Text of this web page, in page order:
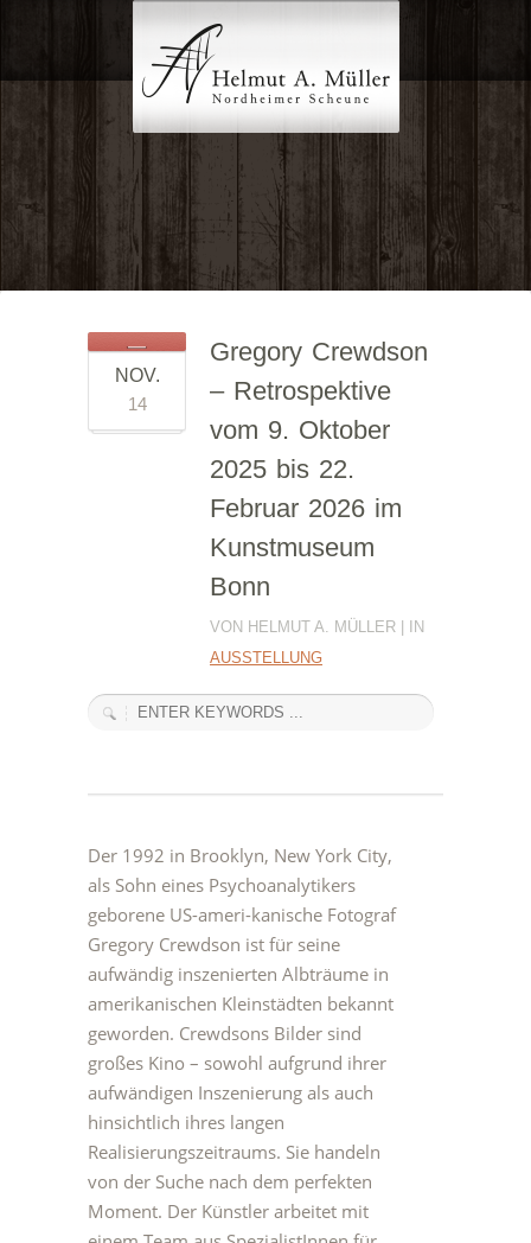
NOV.
14
Gregory Crewdson
– Retrospektive
vom 9. Oktober
2025 bis 22.
Februar 2026 im
Kunstmuseum
Bonn
VON HELMUT A. MÜLLER | IN
AUSSTELLUNG
Der 1992 in Brooklyn, New York City,
als Sohn eines Psychoanalytikers
geborene US-ameri-kanische Fotograf
Gregory Crewdson ist für seine
aufwändig inszenierten Albträume in
amerikanischen Kleinstädten bekannt
geworden. Crewdsons Bilder sind
großes Kino – sowohl aufgrund ihrer
aufwändigen Inszenierung als auch
hinsichtlich ihres langen
Realisierungszeitraums. Sie handeln
von der Suche nach dem perfekten
Moment. Der Künstler arbeitet mit